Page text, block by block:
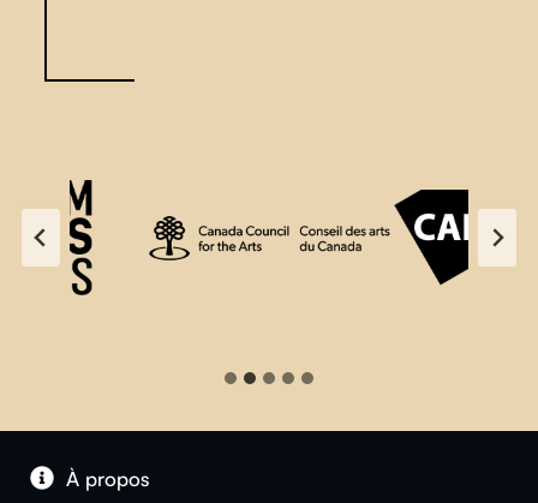
À propos